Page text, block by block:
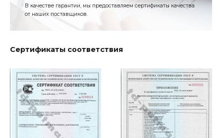
В качестве гарантии, мы предоставляем сертификаты качества
от наших поставщиков.
Сертификаты соответствия